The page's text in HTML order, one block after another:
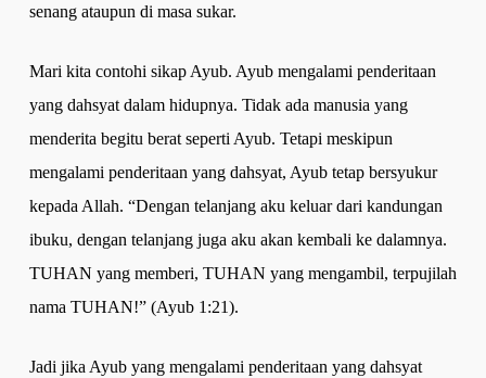
senang ataupun di masa sukar.
Mari kita contohi sikap Ayub. Ayub mengalami penderitaan
yang dahsyat dalam hidupnya. Tidak ada manusia yang
menderita begitu berat seperti Ayub. Tetapi meskipun
mengalami penderitaan yang dahsyat, Ayub tetap bersyukur
kepada Allah. “Dengan telanjang aku keluar dari kandungan
ibuku, dengan telanjang juga aku akan kembali ke dalamnya.
TUHAN yang memberi, TUHAN yang mengambil, terpujilah
nama TUHAN!” (Ayub 1:21).
Jadi jika Ayub yang mengalami penderitaan yang dahsyat